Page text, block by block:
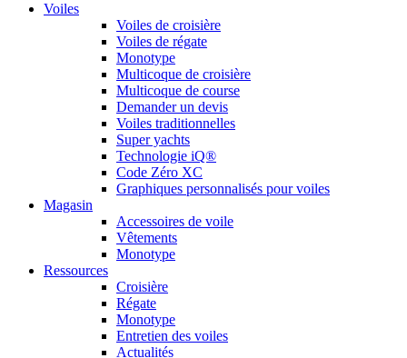
Voiles
Voiles de croisière
Voiles de régate
Monotype
Multicoque de croisière
Multicoque de course
Demander un devis
Voiles traditionnelles
Super yachts
Technologie iQ®
Code Zéro XC
Graphiques personnalisés pour voiles
Magasin
Accessoires de voile
Vêtements
Monotype
Ressources
Croisière
Régate
Monotype
Entretien des voiles
Actualités